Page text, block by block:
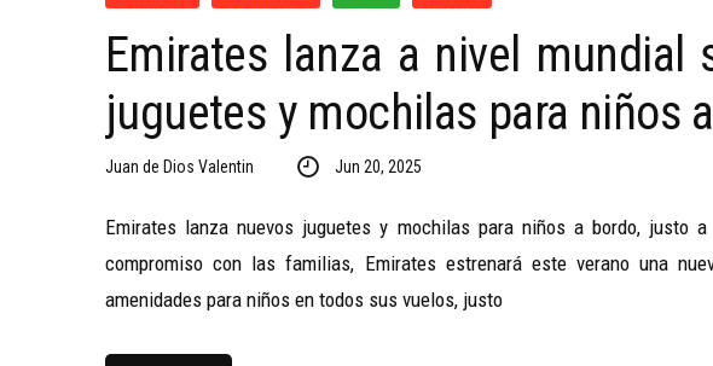
Emirates lanza a nivel mundial
juguetes y mochilas para niños
Juan de Dios Valentin Jun 20, 2025
Emirates lanza nuevos juguetes y mochilas para niños a bordo, justo
compromiso con las familias, Emirates estrenará este verano una
amenidades para niños en todos sus vuelos, justo